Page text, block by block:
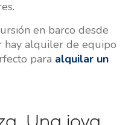
en barco desde
hay alquiler de equipo
para alquilar un